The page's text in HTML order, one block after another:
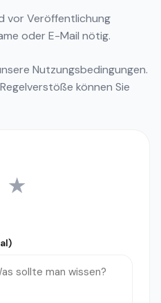
vor Veröffentlichung
oder E-Mail nötig.
Nutzungsbedingungen.
können Sie
5 Sterne
★